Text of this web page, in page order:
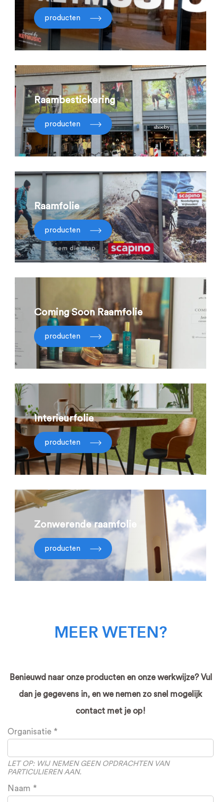
producten
Raambestickering
producten
Raamfolie
producten
Coming Soon Raamfolie
producten
Interieurfolie
producten
Zonwerende raamfolie
producten
MEER WETEN?
Benieuwd naar onze producten en onze werkwijze? Vul
dan je gegevens in, en we nemen zo snel mogelijk
contact met je op!
Leave
this
blank
Organisatie
LET OP: WIJ NEMEN GEEN OPDRACHTEN VAN
PARTICULIEREN AAN.
Naam